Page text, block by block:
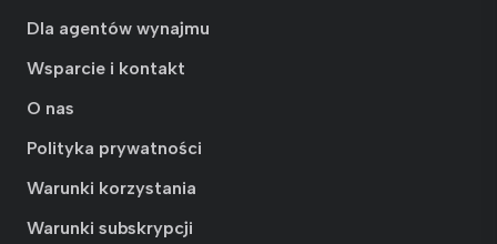
Dla agentów wynajmu
Wsparcie i kontakt
O nas
Polityka prywatności
Warunki korzystania
Warunki subskrypcji